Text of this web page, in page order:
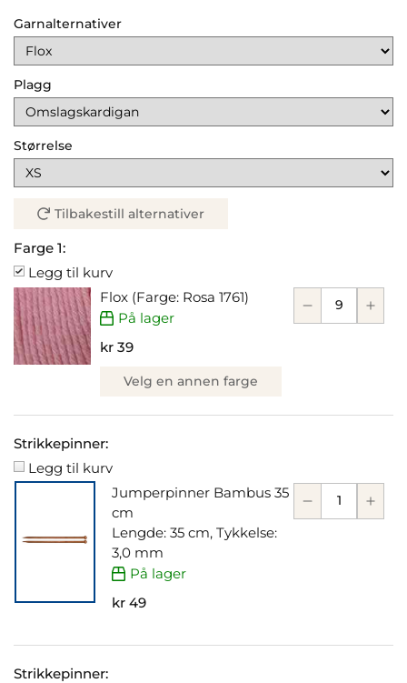
Garnalternativer
Plagg
Størrelse
Tilbakestill alternativer
Farge 1:
Legg til kurv
Flox (Farge: Rosa 1761)
På lager
kr 39
Velg en annen farge
Strikkepinner:
Legg til kurv
Jumperpinner Bambus 35
cm
Lengde: 35 cm, Tykkelse:
3,0 mm
På lager
kr 49
Strikkepinner: